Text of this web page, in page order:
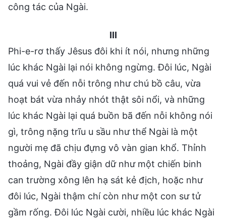
công tác của Ngài.
III
Phi-e-rơ thấy Jêsus đôi khi ít nói, nhưng những
lúc khác Ngài lại nói không ngừng. Đôi lúc, Ngài
quá vui vẻ đến nỗi trông như chú bồ câu, vừa
hoạt bát vừa nhảy nhót thật sôi nổi, và những
lúc khác Ngài lại quá buồn bã đến nỗi không nói
gì, trông nặng trĩu u sầu như thể Ngài là một
người mẹ đã chịu đựng vô vàn gian khổ. Thỉnh
thoảng, Ngài đầy giận dữ như một chiến binh
can trường xông lên hạ sát kẻ địch, hoặc như
đôi lúc, Ngài thậm chí còn như một con sư tử
gầm rống. Đôi lúc Ngài cười, nhiều lúc khác Ngài